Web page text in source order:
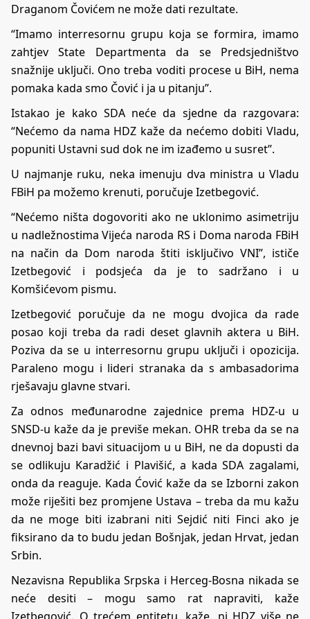
Draganom Čovićem ne može dati rezultate.
“Imamo interresornu grupu koja se formira, imamo
zahtjev State Departmenta da se Predsjedništvo
snažnije uključi. Ono treba voditi procese u BiH, nema
pomaka kada smo Čović i ja u pitanju”.
Istakao je kako SDA neće da sjedne da razgovara:
“Nećemo da nama HDZ kaže da nećemo dobiti Vladu,
popuniti Ustavni sud dok ne im izađemo u susret”.
U najmanje ruku, neka imenuju dva ministra u Vladu
FBiH pa možemo krenuti, poručuje Izetbegović.
“Nećemo ništa dogovoriti ako ne uklonimo asimetriju
u nadležnostima Vijeća naroda RS i Doma naroda FBiH
na način da Dom naroda štiti isključivo VNI”, ističe
Izetbegović i podsjeća da je to sadržano i u
Komšićevom pismu.
Izetbegović poručuje da ne mogu dvojica da rade
posao koji treba da radi deset glavnih aktera u BiH.
Poziva da se u interresornu grupu uključi i opozicija.
Paraleno mogu i lideri stranaka da s ambasadorima
rješavaju glavne stvari.
Za odnos međunarodne zajednice prema HDZ-u u
SNSD-u kaže da je previše mekan. OHR treba da se na
dnevnoj bazi bavi situacijom u u BiH, ne da dopusti da
se odlikuju Karadžić i Plavišić, a kada SDA zagalami,
onda da reaguje. Kada Ćović kaže da se Izborni zakon
može riješiti bez promjene Ustava – treba da mu kažu
da ne moge biti izabrani niti Sejdić niti Finci ako je
fiksirano da to budu jedan Bošnjak, jedan Hrvat, jedan
Srbin.
Nezavisna Republika Srpska i Herceg-Bosna nikada se
neće desiti – mogu samo rat napraviti, kaže
Izetbegović. O trećem entitetu, kaže, ni HDZ više ne